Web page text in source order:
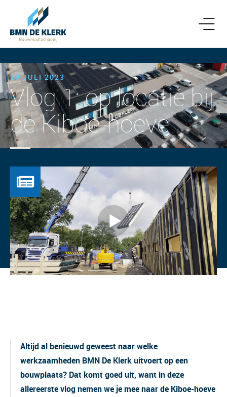
20 JULI 2023
Vlog 1: op locatie bij
de Kiboe-hoeve
Altijd al benieuwd geweest naar welke
werkzaamheden BMN De Klerk uitvoert op een
bouwplaats? Dat komt goed uit, want in deze
allereerste vlog nemen we je mee naar de Kiboe-hoeve